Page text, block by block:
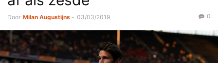
Door Milan Augustijns - 03/03/2019 0